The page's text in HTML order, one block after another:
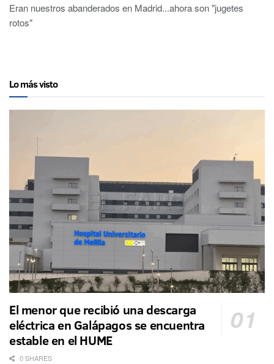
Eran nuestros abanderados en Madrid...ahora son "jugetes
rotos"
Lo más visto
El menor que recibió una descarga
eléctrica en Galápagos se encuentra
estable en el HUME
0 SHARES